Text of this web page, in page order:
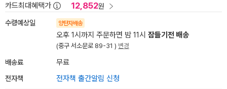
카드최대혜택가 12,852원
수령예상일 양탄자배송
오후 1시까지 주문하면 밤 11시 잠들기전 배송
(중구 서소문로 89-31 ) 변경
배송료 무료
전자책 전자책 출간알림 신청